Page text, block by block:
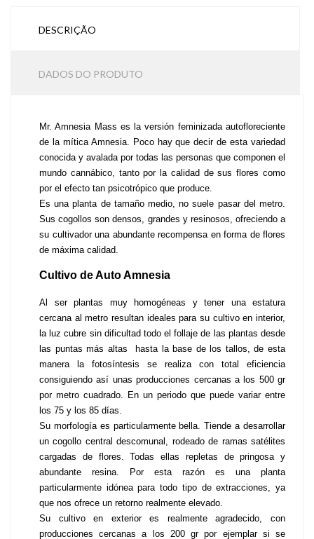
DESCRIÇÃO
DADOS DO PRODUTO
Mr. Amnesia Mass es la versión feminizada autofloreciente
de la mítica Amnesia. Poco hay que decir de esta variedad
conocida y avalada por todas las personas que componen el
mundo cannábico, tanto por la calidad de sus flores como
por el efecto tan psicotrópico que produce.
Es una planta de tamaño medio, no suele pasar del metro.
Sus cogollos son densos, grandes y resinosos, ofreciendo a
su cultivador una abundante recompensa en forma de flores
de máxima calidad.
Cultivo de Auto Amnesia
Al ser plantas muy homogéneas y tener una estatura
cercana al metro resultan ideales para su cultivo en interior,
la luz cubre sin dificultad todo el follaje de las plantas desde
las puntas más altas  hasta la base de los tallos, de esta
manera la fotosíntesis se realiza con total eficiencia
consiguiendo así unas producciones cercanas a los 500 gr
por metro cuadrado. En un periodo que puede variar entre
los 75 y los 85 días.
Su morfología es particularmente bella. Tiende a desarrollar
un cogollo central descomunal, rodeado de ramas satélites
cargadas de flores. Todas ellas repletas de pringosa y
abundante resina. Por esta razón es una planta
particularmente idónea para todo tipo de extracciones, ya
que nos ofrece un retorno realmente elevado.
Su cultivo en exterior es realmente agradecido, con
producciones cercanas a los 200 gr por ejemplar si se